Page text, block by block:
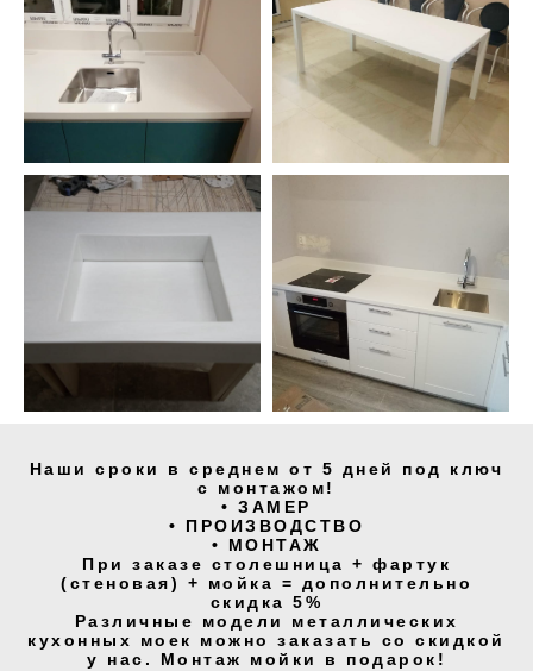
Наши сроки в среднем от 5 дней под ключ
с монтажом!
• ЗАМЕР
• ПРОИЗВОДСТВО
• МОНТАЖ
При заказе столешница + фартук
(стеновая) + мойка = дополнительно
скидка 5%
Различные модели металлических
кухонных моек можно заказать со скидкой
у нас. Монтаж мойки в подарок!